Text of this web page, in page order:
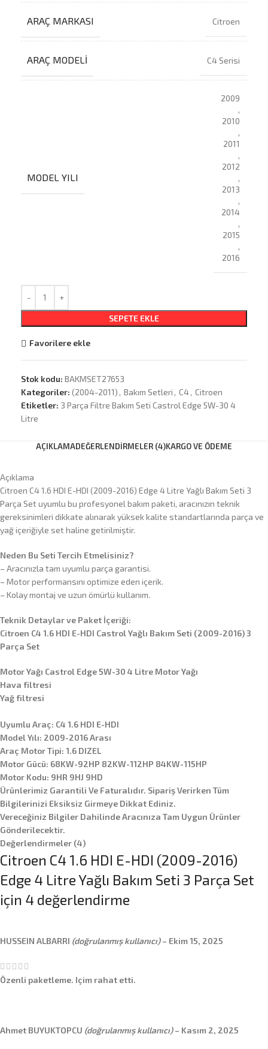
ARAÇ MARKASI Citroen
ARAÇ MODELI C4 Serisi
MODEL YILI
2009
,
2010
,
2011
,
2012
,
2013
,
2014
,
2015
,
2016
SEPETE EKLE
Favorilere ekle
Stok kodu: BAKMSET27653
Kategoriler: (2004-2011) , Bakım Setleri , C4, Citroen
Etiketler: 3 Parça Filtre Bakım Seti Castrol Edge 5W-30 4
Litre
AÇIKLAMADEĞERLENDIRMELER (4)KARGO VE ÖDEME
Açıklama
Citroen C4 1.6 HDI E-HDI (2009-2016) Edge 4 Litre Yağlı Bakım Seti 3
Parça Set uyumlu bu profesyonel bakım paketi, aracınızın teknik
gereksinimleri dikkate alınarak yüksek kalite standartlarında parça ve
yağ içeriğiyle set haline getirilmiştir.
Neden Bu Seti Tercih Etmelisiniz?
– Aracınızla tam uyumlu parça garantisi.
– Motor performansını optimize eden içerik.
– Kolay montaj ve uzun ömürlü kullanım.
Teknik Detaylar ve Paket İçeriği:
Citroen C4 1.6 HDI E-HDI Castrol Yağlı Bakım Seti (2009-2016) 3
Parça Set
Motor Yağı Castrol Edge 5W-30 4 Litre Motor Yağı
Hava filtresi
Yağ filtresi
Uyumlu Araç: C4 1.6 HDI E-HDI
Model Yılı: 2009-2016 Arası
Araç Motor Tipi: 1.6 DIZEL
Motor Gücü: 68KW-92HP 82KW-112HP 84KW-115HP
Motor Kodu: 9HR 9HJ 9HD
Ürünlerimiz Garantili Ve Faturalıdır. Sipariş Verirken Tüm
Bilgilerinizi Eksiksiz Girmeye Dikkat Ediniz.
Vereceğiniz Bilgiler Dahilinde Aracınıza Tam Uygun Ürünler
Gönderilecektir.
Değerlendirmeler (4)
Citroen C4 1.6 HDI E-HDI (2009-2016)
Edge 4 Litre Yağlı Bakım Seti 3 Parça Set
için 4 değerlendirme
HUSSEIN ALBARRI (doğrulanmış kullanıcı) – Ekim 15, 2025
Özenli paketleme. Içim rahat etti.
Ahmet BUYUKTOPCU (doğrulanmış kullanıcı) – Kasım 2, 2025